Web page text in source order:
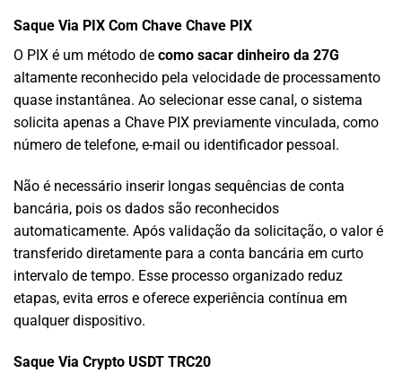
Saque Via PIX Com Chave Chave PIX
O PIX é um método de como sacar dinheiro da 27G
altamente reconhecido pela velocidade de processamento
quase instantânea. Ao selecionar esse canal, o sistema
solicita apenas a Chave PIX previamente vinculada, como
número de telefone, e-mail ou identificador pessoal.
Não é necessário inserir longas sequências de conta
bancária, pois os dados são reconhecidos
automaticamente. Após validação da solicitação, o valor é
transferido diretamente para a conta bancária em curto
intervalo de tempo. Esse processo organizado reduz
etapas, evita erros e oferece experiência contínua em
qualquer dispositivo.
Saque Via Crypto USDT TRC20